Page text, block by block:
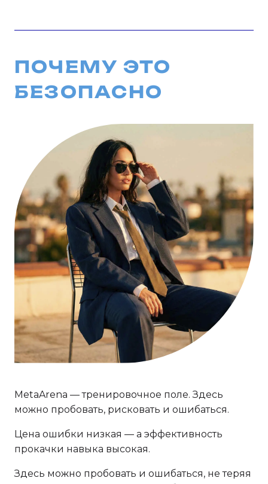
ПОЧЕМУ ЭТО
БЕЗОПАСНО
MetaArena — тренировочное поле. Здесь
можно пробовать, рисковать и ошибаться.
Цена ошибки низкая — а эффективность
прокачки навыка высокая.
Здесь можно пробовать и ошибаться, не теряя